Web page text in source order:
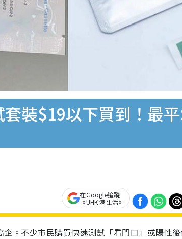
套裝$19以下買到！最
在Google追蹤
《UHK 港生活》
。不少市民購買快速測試「看門口」或陽性